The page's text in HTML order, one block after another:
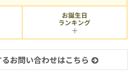
お誕生日
ランキング
お問い合わせはこちら